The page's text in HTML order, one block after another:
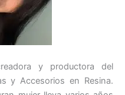
y productora del
y Accesorios en Resina.